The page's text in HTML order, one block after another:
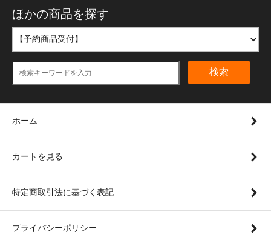
ほかの商品を探す
検索
ホーム
カートを見る
特定商取引法に基づく表記
プライバシーポリシー